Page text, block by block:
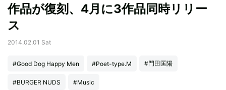
作品が復刻、4月に3作品同時リリー
ス
2014.02.01 Sat
#Good Dog Happy Men #Poet-type.M #門田匡陽
#BURGER NUDS #Music